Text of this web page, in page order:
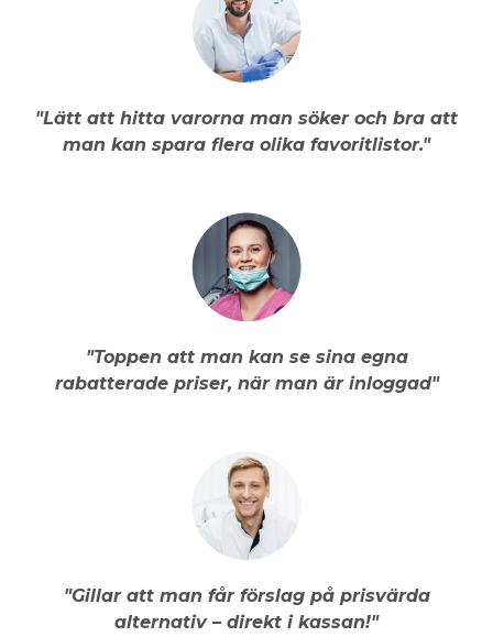
"Lätt att hitta varorna man söker och bra att
man kan spara flera olika favoritlistor."
"Toppen att man kan se sina egna
rabatterade priser, när man är inloggad"
"Gillar att man får förslag på prisvärda
alternativ – direkt i kassan!"